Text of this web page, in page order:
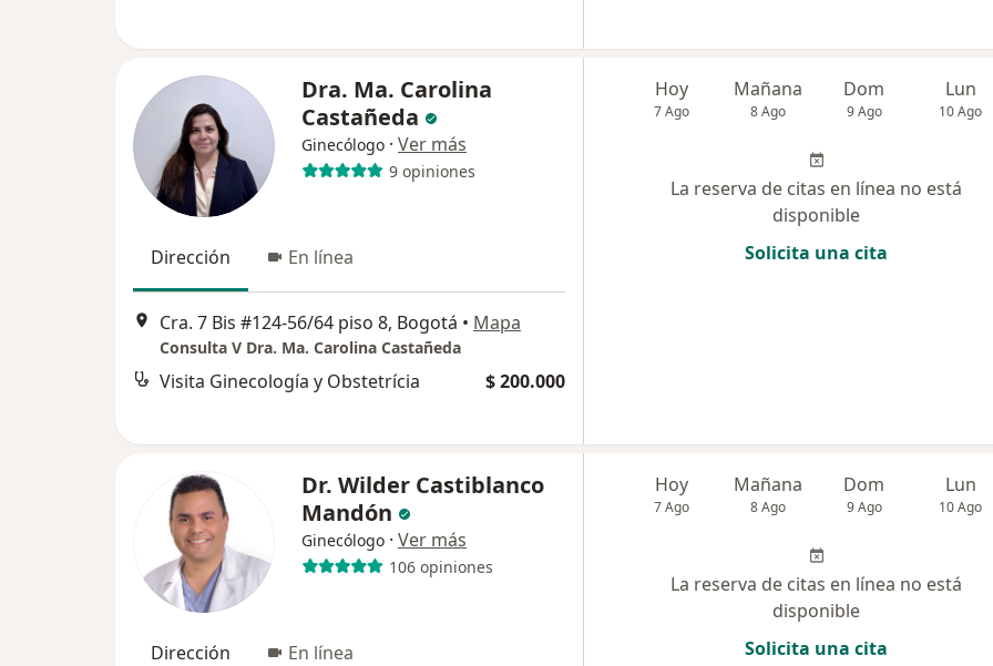
Dra. Ma. Carolina
Castañeda
Ginecólogo · Ver más
9 opiniones
Dirección En línea
Cra. 7 Bis #124-56/64 piso 8, Bogotá • Mapa
Consulta V Dra. Ma. Carolina Castañeda
Visita Ginecología y Obstetrícia $ 200.000
Hoy
7 Ago
Mañana
8 Ago
Dom
9 Ago
Lun
10 Ago
La reserva de citas en línea no está
disponible
Solicita una cita
Dr. Wilder Castiblanco
Mandón
Ginecólogo · Ver más
106 opiniones
Dirección En línea
Hoy
7 Ago
Mañana
8 Ago
Dom
9 Ago
Lun
10 Ago
La reserva de citas en línea no está
disponible
Solicita una cita